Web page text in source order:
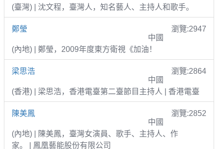
(臺灣) | 沈文程，臺灣人，知名藝人、主持人和歌手。
鄭瑩
瀏覽:2947
中國
(內地) | 鄭瑩，2009年度東方衛視《加油！
梁思浩
瀏覽:2864
中國
(香港) | 梁思浩，香港電臺第二臺節目主持人 | 香港電臺
陳美鳳
瀏覽:2852
中國
(內地) | 陳美鳳，臺灣女演員、歌手、主持人、作
家。 | 鳳凰藝能股份有限公司